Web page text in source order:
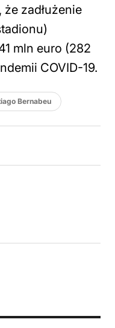
zadłużenie
mln euro (282
COVID-19.
Bernabeu